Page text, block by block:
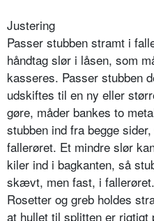
Justering
Passer stubben stramt i
håndtag slør i låsen, som
kasseres. Passer stubben
udskiftes til en ny eller
gøre, måder bankes to
stubben ind fra begge
fallerøret. Et mindre slør
kiler ind i bagkanten, så
skævt, men fast, i fallerøret.
Rosetter og greb holdes
at hullet til splitten er rigtigt